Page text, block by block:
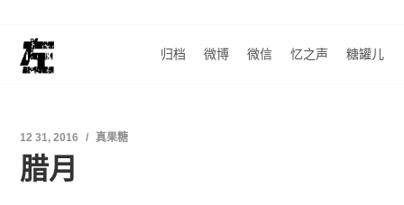
归档 微博 微信 忆之声 糖罐儿
12 31, 2016 真果糖
腊月